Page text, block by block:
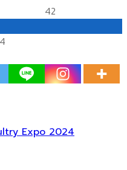
42
Expo 2024